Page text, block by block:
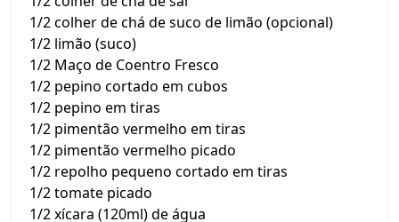
1/2 colher de chá de suco de limão (opcional)
1/2 limão (suco)
1/2 Maço de Coentro Fresco
1/2 pepino cortado em cubos
1/2 pepino em tiras
1/2 pimentão vermelho em tiras
1/2 pimentão vermelho picado
1/2 repolho pequeno cortado em tiras
1/2 tomate picado
1/2 xícara (120ml) de água